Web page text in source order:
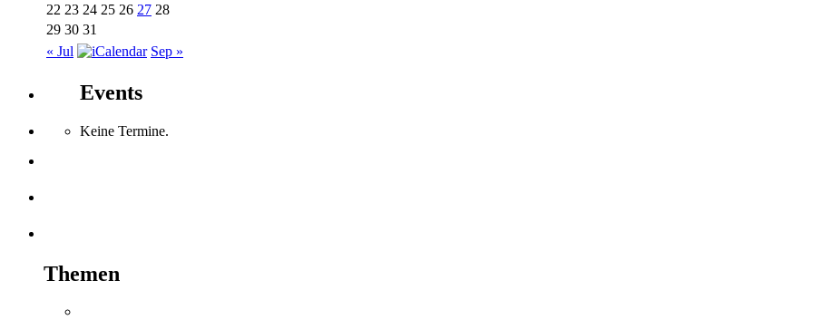
22 23 24 25 26 27 28
29 30 31
« Jul
Sep »
Events
Keine Termine.
Themen